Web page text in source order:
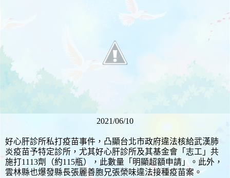
2021/06/10
好心肝診所私打疫苗事件，凸顯台北市政府違法核給武漢肺
炎疫苗予特定診所，尤其好心肝診所及其基金會「志工」共
施打1113劑（約115瓶），此數量「明顯超額申請」。此外，
雲林縣也爆發縣長張麗善胞兄張榮味違法接種疫苗案。